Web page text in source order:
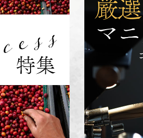
定期便
ホンジュラ
ス
ルワンダ